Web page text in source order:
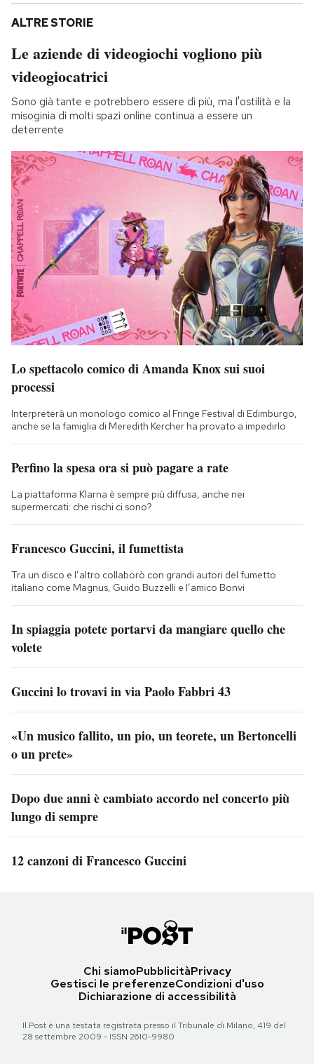
ALTRE STORIE
Le aziende di videogiochi vogliono più
videogiocatrici
Sono già tante e potrebbero essere di più, ma l'ostilità e la
misoginia di molti spazi online continua a essere un
deterrente
Lo spettacolo comico di Amanda Knox sui suoi
processi
Interpreterà un monologo comico al Fringe Festival di Edimburgo,
anche se la famiglia di Meredith Kercher ha provato a impedirlo
Perfino la spesa ora si può pagare a rate
La piattaforma Klarna è sempre più diffusa, anche nei
supermercati: che rischi ci sono?
Francesco Guccini, il fumettista
Tra un disco e l’altro collaborò con grandi autori del fumetto
italiano come Magnus, Guido Buzzelli e l’amico Bonvi
In spiaggia potete portarvi da mangiare quello che
volete
Guccini lo trovavi in via Paolo Fabbri 43
«Un musico fallito, un pio, un teorete, un Bertoncelli
o un prete»
Dopo due anni è cambiato accordo nel concerto più
lungo di sempre
12 canzoni di Francesco Guccini
Chi siamoPubblicitàPrivacy
Gestisci le preferenzeCondizioni d'uso
Dichiarazione di accessibilità
Il Post è una testata registrata presso il Tribunale di Milano, 419 del
28 settembre 2009 - ISSN 2610-9980